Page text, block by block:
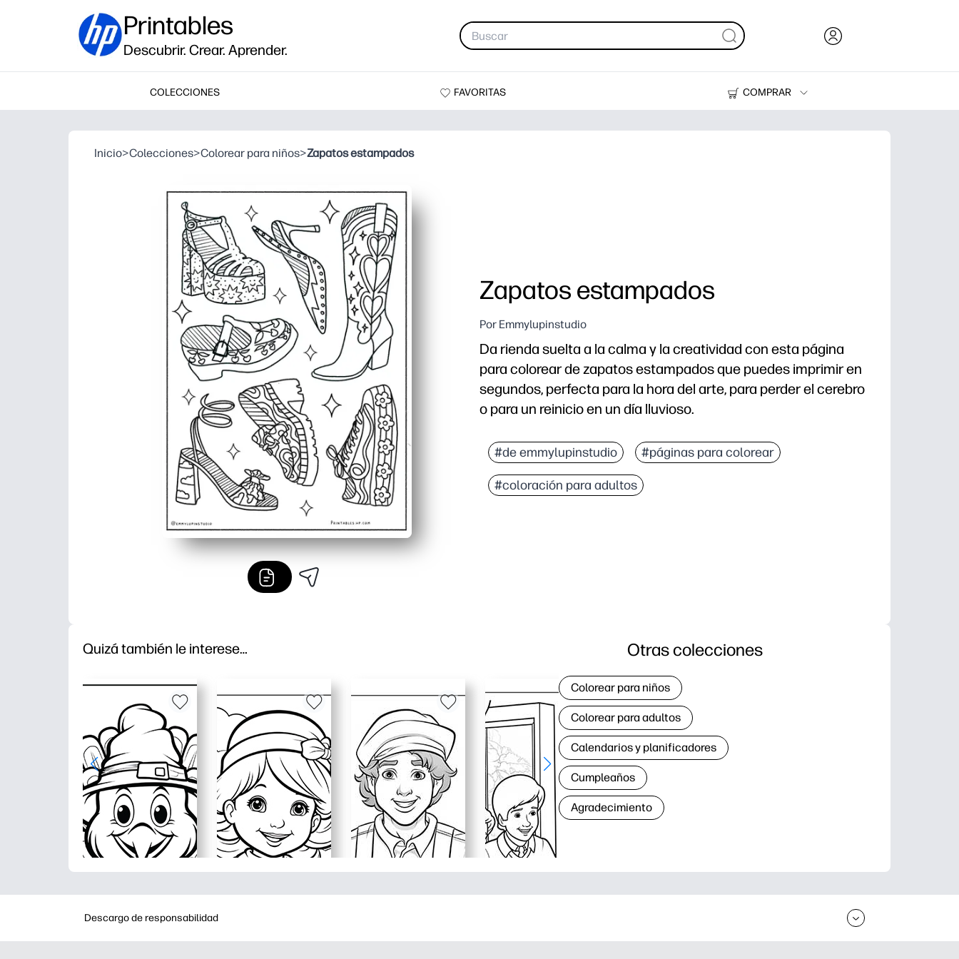
Printables
Descubrir. Crear. Aprender.
COLECCIONES FAVORITAS
COMPRAR
Impresoras
Inicio>Colecciones>Colorear para niños>Zapatos estampados
Zapatos estampados
Por Emmylupinstudio
Da rienda suelta a la calma y la creatividad con esta página
para colorear de zapatos estampados que puedes imprimir en
segundos, perfecta para la hora del arte, para perder el cerebro
o para un reinicio en un día lluvioso.
Imprime y listo sin preparación: colócalo con crayones o marcadores y listo.
Atrae a personas de todas las edades: los patrones llamativos invitan a la
Desarrolla habilidades: apoya el control de la motricidad fina, el
#de emmylupinstudio #páginas para colorear
#coloración para adultos
Quizá también le interese… Otras colecciones
Colorear para niños
Colorear para adultos
Calendarios y planificadores
Cumpleaños
Agradecimiento
Descargo de responsabilidad